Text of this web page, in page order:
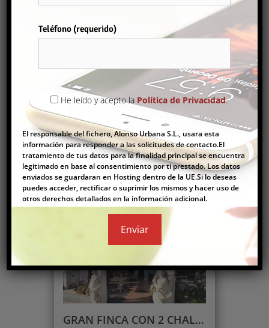
Comprar
FINCA RÚSTICA
500.000€
65 m 3 1
GRAN FINCA CON 2 CHALETS + NAVE Y ALMACÉN
Por favor, deja este campo vacío.
Teléfono (requerido)
He leído y acepto la Política de Privacidad.
El responsable del fichero, Alonso Urbana S.L., usara esta
información para responder a las solicitudes de contacto.El
tratamiento de tus datos para la finalidad principal se encuentra
legitimado en base al consentimiento por ti prestado. Los datos
enviados se guardaran en Hosting dentro de la UE.Si lo deseas
puedes acceder, rectificar o suprimir los mismos y hacer uso de
otros derechos detallados en la información adicional.